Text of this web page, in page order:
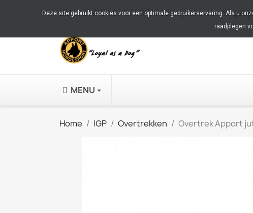
Bel ons:010 483 53 59 (Alléén tijdens
MENU
Home IGP Overtrekken Overtrek Apport
Deze site gebruikt cookies voor een optimale gebruikerservaring. Als u
raadplegen